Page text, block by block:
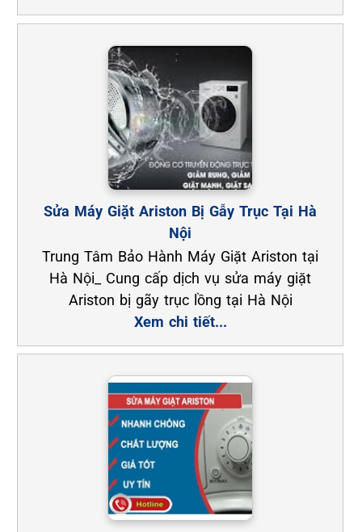
Sửa Máy Giặt Ariston Bị Gẫy Trục Tại Hà
Nội
Trung Tâm Bảo Hành Máy Giặt Ariston tại
Hà Nội_ Cung cấp dịch vụ sửa máy giặt
Ariston bị gãy trục lồng tại Hà Nội
Xem chi tiết...